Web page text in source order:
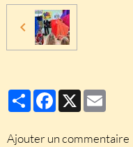
PartagerFacebook
X
Ajouter un commentaire